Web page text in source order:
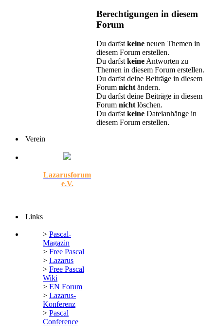
Berechtigungen in diesem
Forum
Du darfst keine neuen Themen in
diesem Forum erstellen.
Du darfst keine Antworten zu
Themen in diesem Forum erstellen.
Du darfst deine Beiträge in diesem
Forum nicht ändern.
Du darfst deine Beiträge in diesem
Forum nicht löschen.
Du darfst keine Dateianhänge in
diesem Forum erstellen.
Verein
Lazarusforum
e.V.
Links
> Pascal-
Magazin
> Free Pascal
> Lazarus
> Free Pascal
Wiki
> EN Forum
> Lazarus-
Konferenz
> Pascal
Conference